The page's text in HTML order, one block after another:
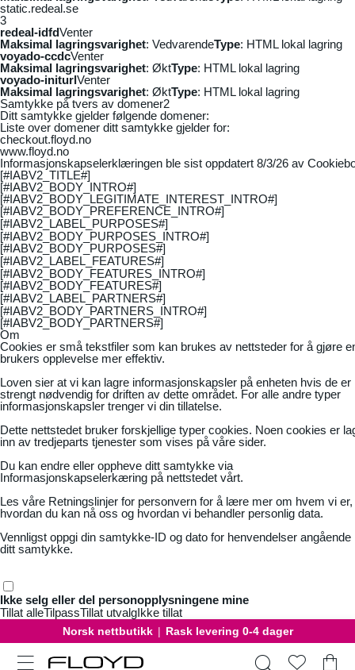
static.redeal.se
3
redeal-idfdVenter
Maksimal lagringsvarighet: VedvarendeType: HTML lokal lagring
voyado-ccdcVenter
Maksimal lagringsvarighet: ØktType: HTML lokal lagring
voyado-initurlVenter
Maksimal lagringsvarighet: ØktType: HTML lokal lagring
Samtykke på tvers av domener2
Ditt samtykke gjelder følgende domener:
Liste over domener ditt samtykke gjelder for:
checkout.floyd.no
www.floyd.no
Informasjonskapselerklæringen ble sist oppdatert 8/3/26 av
[#IABV2_TITLE#]
[#IABV2_BODY_INTRO#]
[#IABV2_BODY_LEGITIMATE_INTEREST_INTRO#]
[#IABV2_BODY_PREFERENCE_INTRO#]
[#IABV2_LABEL_PURPOSES#]
[#IABV2_BODY_PURPOSES_INTRO#]
[#IABV2_BODY_PURPOSES#]
[#IABV2_LABEL_FEATURES#]
[#IABV2_BODY_FEATURES_INTRO#]
[#IABV2_BODY_FEATURES#]
[#IABV2_LABEL_PARTNERS#]
[#IABV2_BODY_PARTNERS_INTRO#]
[#IABV2_BODY_PARTNERS#]
Om
Cookies er små tekstfiler som kan brukes av nettsteder for å gjøre
brukers opplevelse mer effektiv.
Loven sier at vi kan lagre informasjonskapsler på enheten hvis de er
strengt nødvendig for driften av dette området. For alle andre typer
informasjonskapsler trenger vi din tillatelse.
Dette nettstedet bruker forskjellige typer cookies. Noen cookies er
inn av tredjeparts tjenester som vises på våre sider.
Du kan endre eller oppheve ditt samtykke via
Informasjonskapselerkæring på nettstedet vårt.
Les våre Retningslinjer for personvern for å lære mer om hvem vi er,
hvordan du kan nå oss og hvordan vi behandler personlig data.
Vennligst oppgi din samtykke-ID og dato for henvendelser angående
ditt samtykke.
Ikke selg eller del personopplysningene mine
Tillat alleTilpassTillat utvalgIkke tillat
Norsk nettbutikk | Rask levering 0-4 dager